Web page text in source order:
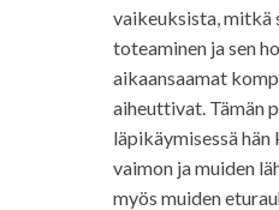
vaikeuksista, mitkä
toteaminen ja sen
aikaansaamat
aiheuttivat. Tämän
läpikäymisessä
vaimon ja muiden
myös muiden